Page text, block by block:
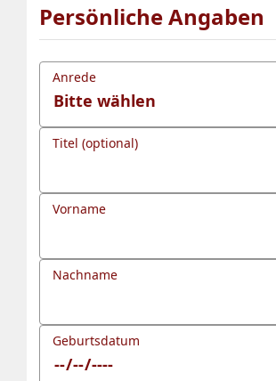
Persönliche Angaben
Anrede
Titel (optional)
Vorname
Nachname
Geburtsdatum